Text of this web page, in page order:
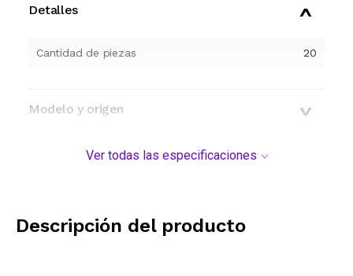
Detalles
Cantidad de piezas 20
Modelo y origen
Ver todas las especificaciones
Descripción del producto